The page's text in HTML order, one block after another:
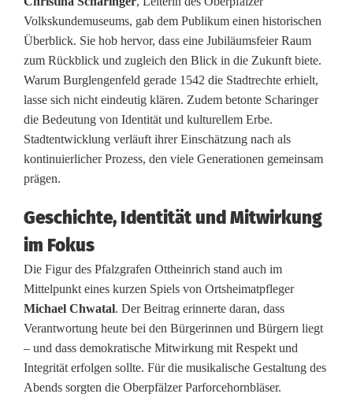
m
S
t
a
d
t
r
e
b
u
n
Volkskundemuseums, gab dem Publikum einen historischen
Überblick. Sie hob hervor, dass eine Jubiläumsfeier Raum
zum Rückblick und zugleich den Blick in die Zukunft biete.
Warum Burglengenfeld gerade 1542 die Stadtrechte erhielt,
lasse sich nicht eindeutig klären. Zudem betonte Scharinger
die Bedeutung von Identität und kulturellem Erbe.
Stadtentwicklung verläuft ihrer Einschätzung nach als
kontinuierlicher Prozess, den viele Generationen gemeinsam
prägen.
Geschichte, Identität und Mitwirkung
im Fokus
Die Figur des Pfalzgrafen Ottheinrich stand auch im
Mittelpunkt eines kurzen Spiels von Ortsheimatpfleger
Michael Chwatal. Der Beitrag erinnerte daran, dass
Verantwortung heute bei den Bürgerinnen und Bürgern liegt
– und dass demokratische Mitwirkung mit Respekt und
Integrität erfolgen sollte. Für die musikalische Gestaltung des
Abends sorgten die Oberpfälzer Parforcehornbläser.